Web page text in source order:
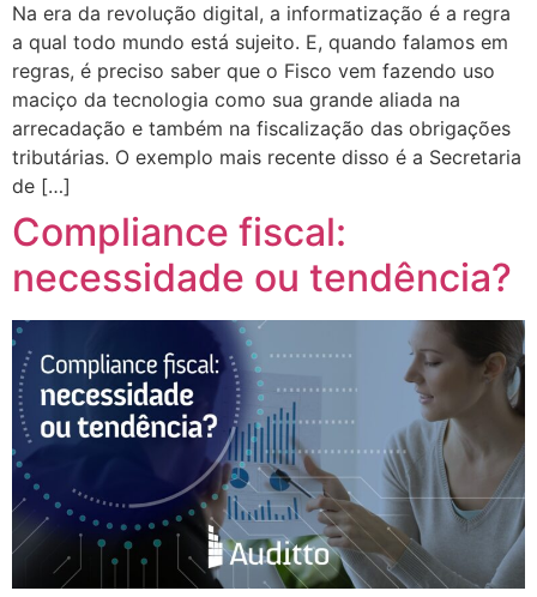
Na era da revolução digital, a informatização é a regra
a qual todo mundo está sujeito. E, quando falamos em
regras, é preciso saber que o Fisco vem fazendo uso
maciço da tecnologia como sua grande aliada na
arrecadação e também na fiscalização das obrigações
tributárias. O exemplo mais recente disso é a Secretaria
de […]
Compliance fiscal:
necessidade ou tendência?